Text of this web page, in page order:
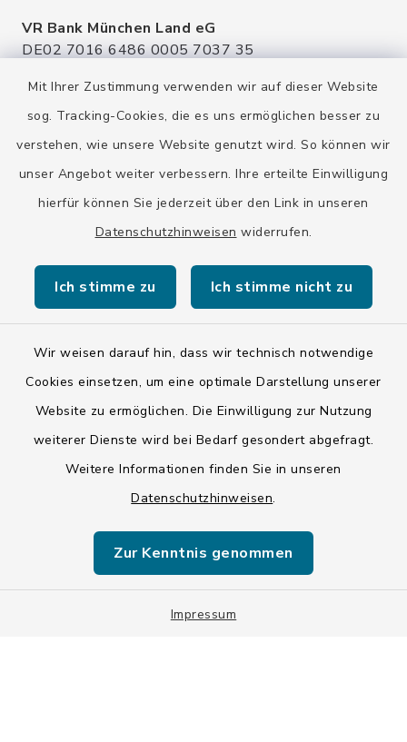
Mit Ihrer Zustimmung verwenden wir auf dieser Website
sog. Tracking-Cookies, die es uns ermöglichen besser zu
verstehen, wie unsere Website genutzt wird. So können wir
unser Angebot weiter verbessern. Ihre erteilte Einwilligung
hierfür können Sie jederzeit über den Link in unseren
Datenschutzhinweisen widerrufen.
Ich stimme zu Ich stimme nicht zu
Wir weisen darauf hin, dass wir technisch notwendige
Cookies einsetzen, um eine optimale Darstellung unserer
Website zu ermöglichen. Die Einwilligung zur Nutzung
weiterer Dienste wird bei Bedarf gesondert abgefragt.
Weitere Informationen finden Sie in unseren
Datenschutzhinweisen.
Zur Kenntnis genommen
Impressum
VR Bank München Land eG
DE02 7016 6486 0005 7037 35
Raiffeisenbank Isar Loisachtal eG
DE92 7016 9543 0001 0005 00
GENODEF1HHS
HypoVereinsbank
DE20 7002 0270 3630 1010 09
HYVEDEMMXXX
Kontakt
Datenschutz
Sitemap